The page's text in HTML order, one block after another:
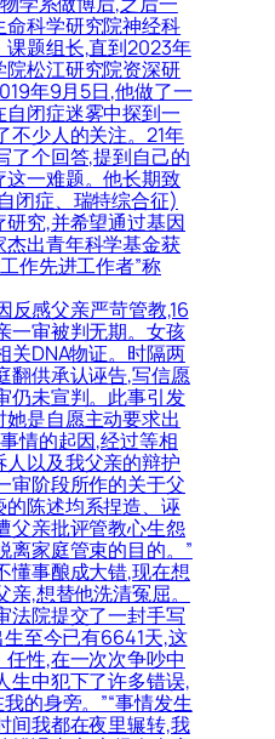
科学研究院神经科
题组长,直到2023年
松江研究院资深研
年9月5日,他做了一
闭症迷雾中探到一
不少人的关注。21年
了个回答,提到自己的
一难题。他长期致
闭症、瑞特综合征)
究,并希望通过基因
出青年科学基金获
作先进工作者”称
反感父亲严苛管教,16
一审被判无期。女孩
关DNA物证。时隔两
翻供承认诬告,写信愿
仍未宣判。此事引发
是自愿主动要求出
情的起因,经过等相
以及我父亲的辩护
审阶段所作的关于父
陈述均系捏造、诬
父亲批评管教心生怨
离家庭管束的目的。”
懂事酿成大错,现在想
,想替他洗清冤屈。
法院提交了一封手写
至今已有6641天,这
性,在一次次争吵中
生中犯下了许多错误,
的身旁。”“事情发生
间我都在夜里辗转,我